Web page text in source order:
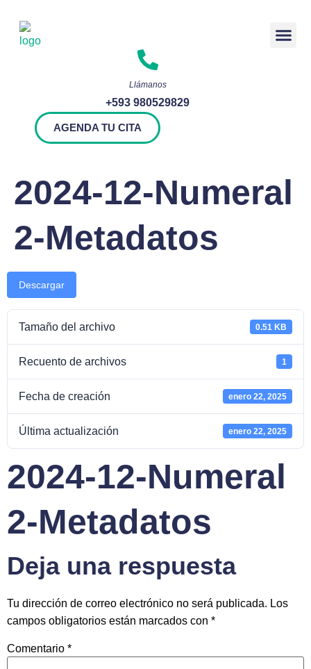
Llámanos
+593 980529829
AGENDA TU CITA
2024-12-Numeral
2-Metadatos
Descargar
Tamaño del archivo 0.51 KB
Recuento de archivos 1
Fecha de creación enero 22, 2025
Última actualización enero 22, 2025
2024-12-Numeral
2-Metadatos
Deja una respuesta
Tu dirección de correo electrónico no será publicada. Los
campos obligatorios están marcados con *
Comentario *